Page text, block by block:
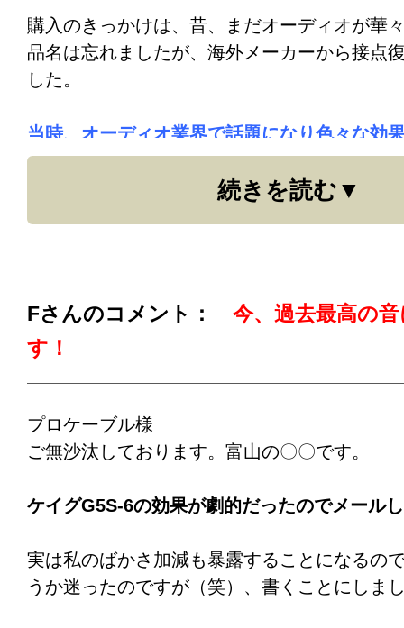
回して電源を入れ音出しをしたら、
なんと擦れ感が無くなったばかりか、音質ま
ったのは、今回初めての経験でした。
購入のきっかけは、昔、まだオーディオが華
品名は忘れましたが、海外メーカーから接点
した。
当時、オーディオ業界で話題になり色々な効
車のライト類に使うとヘッドライトが明るく
もあったのを記憶しています。
で、最近初めて激変な体験をしました。
ドカバーに繋がっている極太のコードを外し
研磨し「CAIG ケイグ 超高性能接点復活剤
になっていると判断していました。特に期待
た。
続きを読む
Fさんのコメント： 今、過去最高の
す！
プロケーブル様
ご無沙汰しております。富山の〇〇です。
ケイグG5S-6の効果が劇的だったのでメール
実は私のばかさ加減も暴露することになるの
うか迷ったのですが（笑）、書くことにしま